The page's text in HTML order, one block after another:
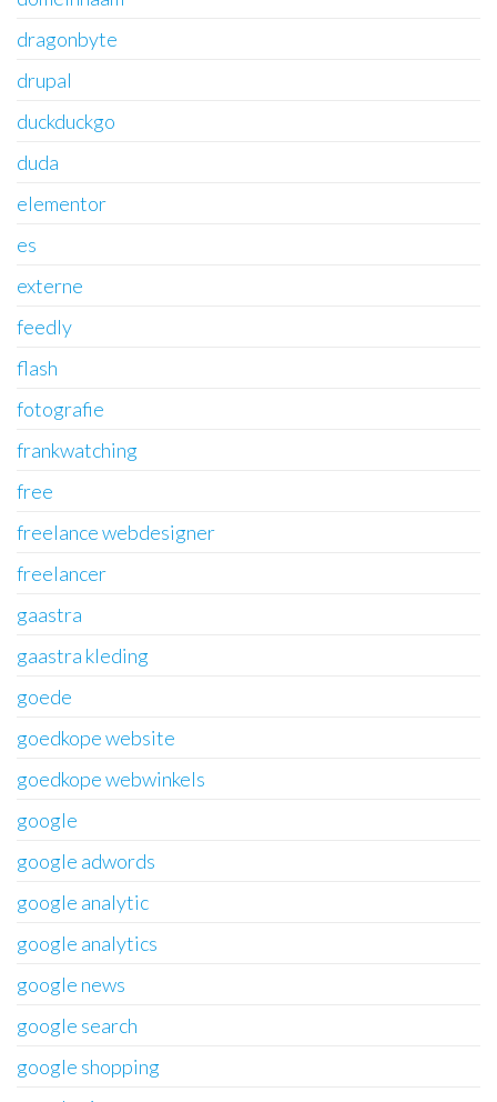
dragonbyte
drupal
duckduckgo
duda
elementor
es
externe
feedly
flash
fotografie
frankwatching
free
freelance webdesigner
freelancer
gaastra
gaastra kleding
goede
goedkope website
goedkope webwinkels
google
google adwords
google analytic
google analytics
google news
google search
google shopping